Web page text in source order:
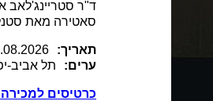
ד"ר סטריינג'לאב
סאטירה מאת
תאריך: .2026
ערים:
תל אביב-
כרטיסים